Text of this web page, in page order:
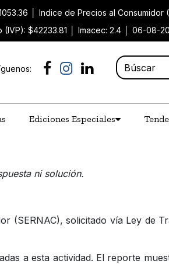
Indice de Precios al Consumidor
$42233.81 Imacec: 2.4 06-08-
Ediciones Especiales
ni solución.
(SERNAC), solicitado vía Ley de
a esta actividad. El reporte